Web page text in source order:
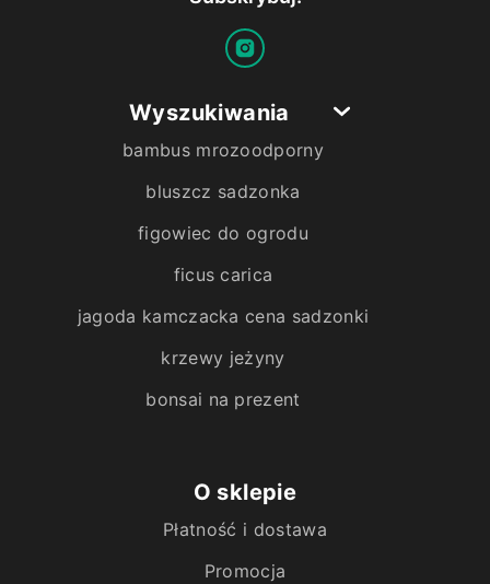
Wyszukiwania
bambus mrozoodporny
bluszcz sadzonka
figowiec do ogrodu
ficus carica
jagoda kamczacka cena sadzonki
krzewy jeżyny
bonsai na prezent
O sklepie
Płatność i dostawa
Promocja